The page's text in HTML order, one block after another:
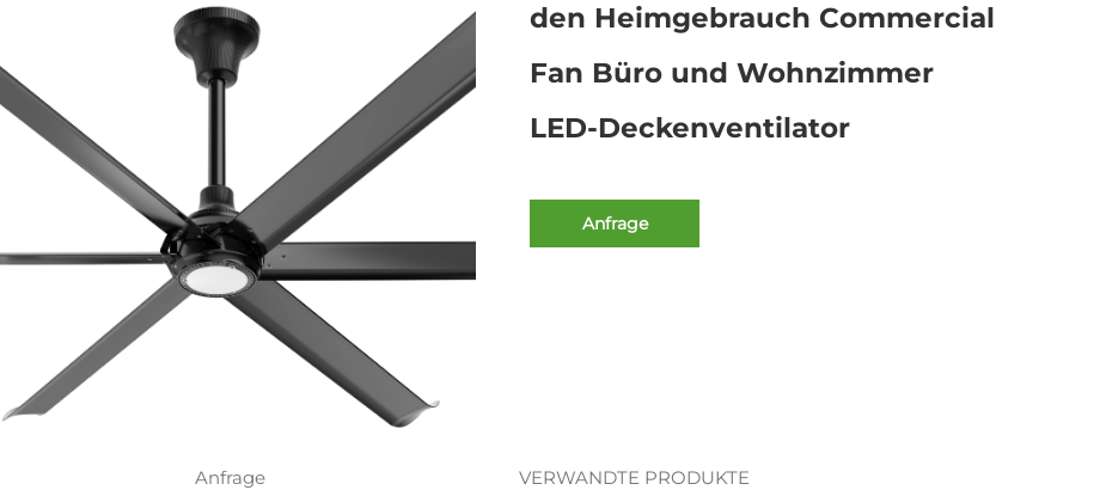
den Heimgebrauch Commercial
Fan Büro und Wohnzimmer
LED-Deckenventilator
Anfrage
Anfrage VERWANDTE PRODUKTE